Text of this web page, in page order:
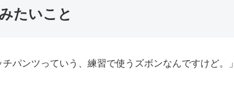
たいこと
パンツっていう、練習で使うズボンなんですけど。」